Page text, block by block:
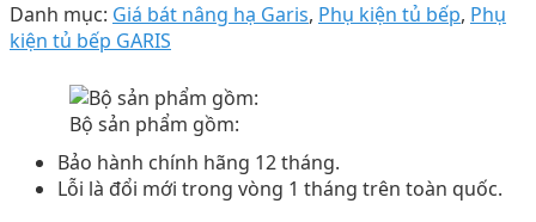
Danh mục: Giá bát nâng hạ Garis, Phụ kiện tủ bếp, Phụ
kiện tủ bếp GARIS
Bộ sản phẩm gồm:
Bảo hành chính hãng 12 tháng.
Lỗi là đổi mới trong vòng 1 tháng trên toàn quốc.